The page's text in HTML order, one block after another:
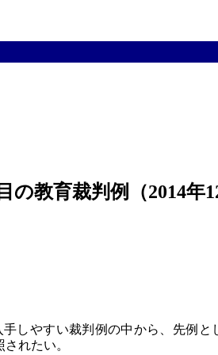
の教育裁判例（2014年
やすい裁判例の中から、先例
れたい。